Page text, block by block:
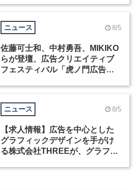
ニュース 8/5
佐藤可士和、中村勇吾、MIKIKO
らが登壇、広告クリエイティブ
フェスティバル「虎ノ門広告
ニュース 8/5
【求人情報】広告を中心とした
グラフィックデザインを手がけ
る株式会社THREEが、グラフィ